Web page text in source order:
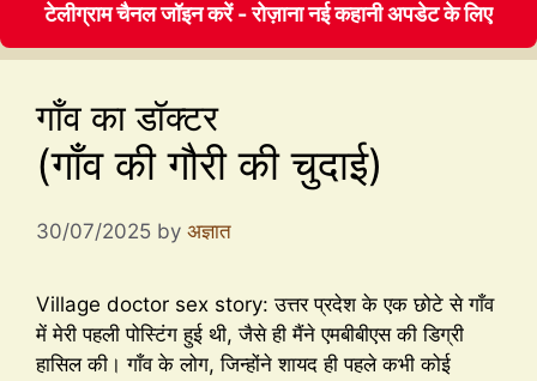
टेलीग्राम चैनल जॉइन करें - रोज़ाना नई कहानी अपडेट के लिए
गाँव का डॉक्टर
(गाँव की गौरी की चुदाई)
30/07/2025 by अज्ञात
Village doctor sex story: उत्तर प्रदेश के एक छोटे से गाँव
में मेरी पहली पोस्टिंग हुई थी, जैसे ही मैंने एमबीबीएस की डिग्री
हासिल की। गाँव के लोग, जिन्होंने शायद ही पहले कभी कोई